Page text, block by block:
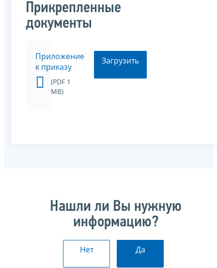
Прикрепленные
документы
Приложение
к приказу
(PDF 1
MB)
Загрузить
Нашли ли Вы нужную
информацию?
Нет Да